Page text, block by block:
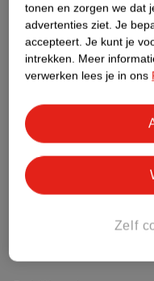
Productinformatie
Etiketinformatie
Nature Impact Score
Dit
Bestel &
tonen en zorgen we dat
advertenties ziet. Je
accepteert. Je kunt je
intrekken. Meer
verwerken lees je in ons
Zelf